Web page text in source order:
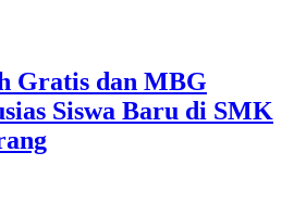
Gratis dan MBG
Siswa Baru di SMK